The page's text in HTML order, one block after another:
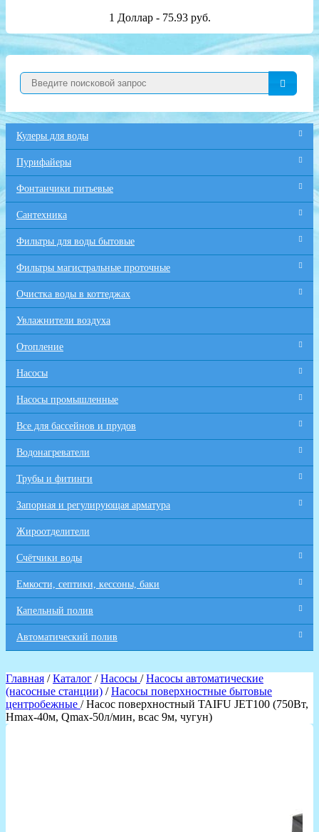
1 Доллар - 75.93 руб.
Кулеры для воды
Пурифайеры
Фонтанчики питьевые
Сантехника
Фильтры для воды бытовые
Фильтры магистральные проточные
Очистка воды в коттеджах
Увлажнители воздуха
Отопление
Насосы
Насосы промышленные
Все для бaссейнов и прудов
Водонагреватели
Трубы и фитинги
Запорная и регулирующая арматура
Жироотделители
Счётчики воды
Емкости, септики, кессоны, баки
Капельный полив
Автоматический полив
Главная /Каталог /Насосы /Насосы автоматические
(насосные станции) /Насосы поверхностные бытовые
центробежные / Насос поверхностный TAIFU JET100 (750Вт,
Hmax-40м, Qmax-50л/мин, всас 9м, чугун)